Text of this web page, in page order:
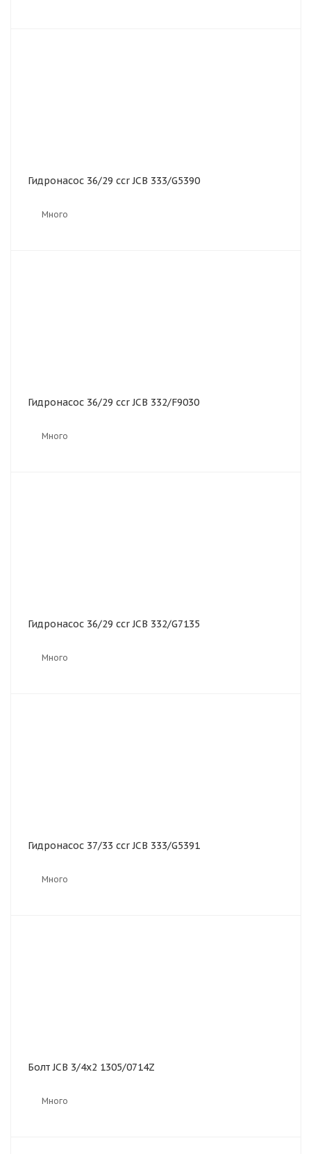
Гидронасос 36/29 ccr JCB 333/G5390
Много
Гидронасос 36/29 ccr JCB 332/F9030
Много
Гидронасос 36/29 ccr JCB 332/G7135
Много
Гидронасос 37/33 ccr JCB 333/G5391
Много
Болт JCB 3/4x2 1305/0714Z
Много